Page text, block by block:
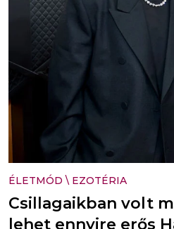
ÉLETMÓD \ EZOTÉRIA
Csillagaikban volt
lehet ennyire erős